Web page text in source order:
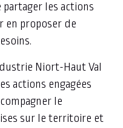
les actions
en proposer de
Niort-Haut Val
actions engagées
le
sur le territoire et